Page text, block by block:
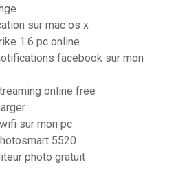
sur mac os x
1.6 pc online
facebook sur mon
online free
sur mon pc
5520
photo gratuit